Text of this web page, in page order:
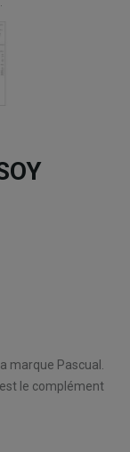
marque Pascual.
le complément